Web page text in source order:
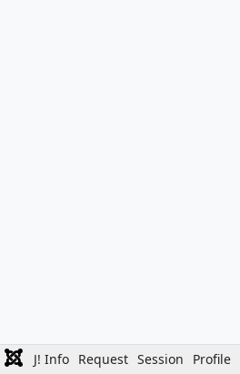
J! Info Request Session Profile